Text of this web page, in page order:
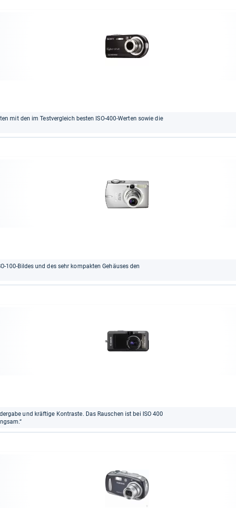
mit den im Testvergleich besten ISO-400-Werten sowie die
100-Bildes und des sehr kompakten Gehäuses den
und kräftige Kontraste. Das Rauschen ist bei ISO 400